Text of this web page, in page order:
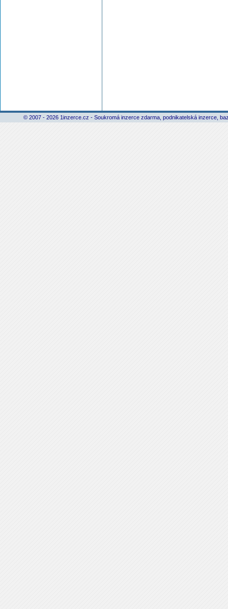
© 2007 - 2026 1inzerce.cz - Soukromá inzerce zdarma, podnikatelská inzerce,